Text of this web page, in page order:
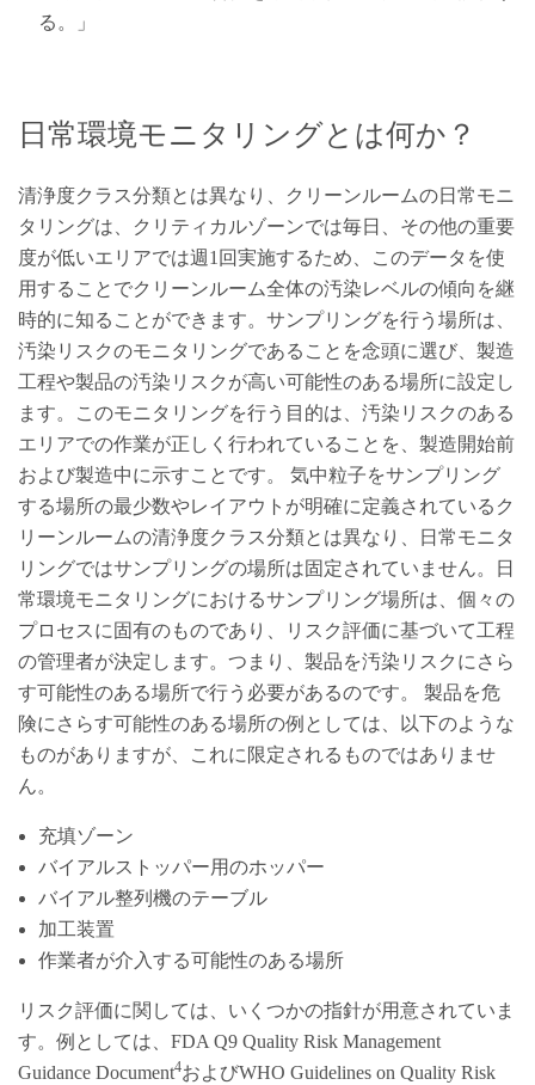
る。」
日常環境モニタリングとは何か？
清浄度クラス分類とは異なり、クリーンルームの日常モニ
タリングは、クリティカルゾーンでは毎日、その他の重要
度が低いエリアでは週1回実施するため、このデータを使
用することでクリーンルーム全体の汚染レベルの傾向を継
時的に知ることができます。サンプリングを行う場所は、
汚染リスクのモニタリングであることを念頭に選び、製造
工程や製品の汚染リスクが高い可能性のある場所に設定し
ます。このモニタリングを行う目的は、汚染リスクのある
エリアでの作業が正しく行われていることを、製造開始前
および製造中に示すことです。 気中粒子をサンプリング
する場所の最少数やレイアウトが明確に定義されているク
リーンルームの清浄度クラス分類とは異なり、日常モニタ
リングではサンプリングの場所は固定されていません。日
常環境モニタリングにおけるサンプリング場所は、個々の
プロセスに固有のものであり、リスク評価に基づいて工程
の管理者が決定します。つまり、製品を汚染リスクにさら
す可能性のある場所で行う必要があるのです。 製品を危
険にさらす可能性のある場所の例としては、以下のような
ものがありますが、これに限定されるものではありませ
ん。
充填ゾーン
バイアルストッパー用のホッパー
バイアル整列機のテーブル
加工装置
作業者が介入する可能性のある場所
リスク評価に関しては、いくつかの指針が用意されていま
す。例としては、FDA Q9 Quality Risk Management
Guidance Document4およびWHO Guidelines on Quality Risk